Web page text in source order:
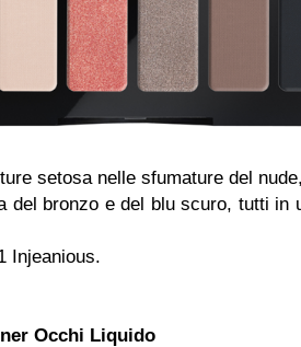
setosa nelle sfumature del nude,
del bronzo e del blu scuro, tutti in
Injeanious.
Occhi Liquido